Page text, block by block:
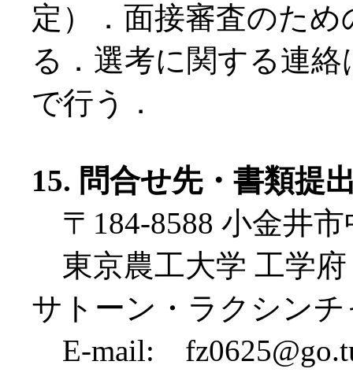
定）．面接審査のた
る．選考に関する連
で行う．
15. 問合せ先・書類提
〒184-8588 小金井市
東京農工大学 工学
サトーン・ラクシン
E-mail: